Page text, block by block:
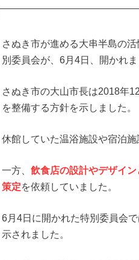
さぬき市が進める大串半島の
別委員会が、6月4日、開かれま
さぬき市の大山市長は2018年
を整備する方針を示しました。
休館していた温浴施設や宿泊
一方、飲食店の設計やデザイ
策定を依頼していました。
6月4日に開かれた特別委員会
示されました。